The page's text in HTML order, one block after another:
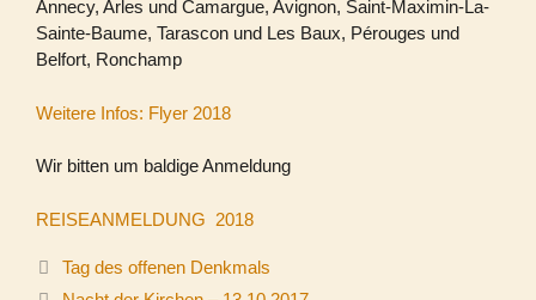
Annecy, Arles und Camargue, Avignon, Saint-Maximin-La-
Sainte-Baume, Tarascon und Les Baux, Pérouges und
Belfort, Ronchamp
Weitere Infos: Flyer 2018
Wir bitten um baldige Anmeldung
REISEANMELDUNG 2018
Tag des offenen Denkmals